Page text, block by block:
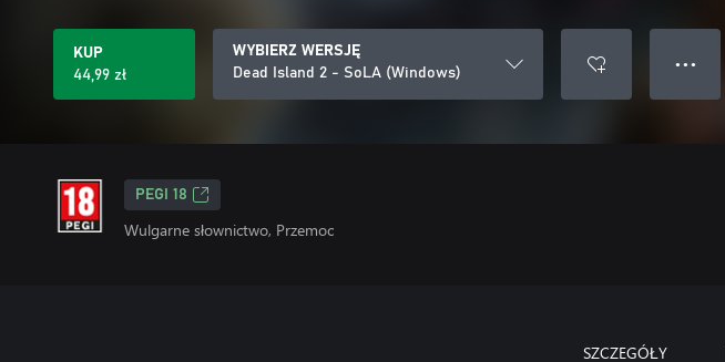
KUP
44,99 zł
WYBIERZ WERSJĘ
Dead Island 2 - SoLA (Windows)
● ● ●
PEGI 18
Wulgarne słownictwo, Przemoc
SZCZEGÓŁY